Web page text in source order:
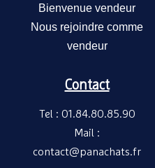
Bienvenue vendeur
Nous rejoindre comme
vendeur
Contact
Tel : 01.84.80.85.90
Mail :
contact@panachats.fr